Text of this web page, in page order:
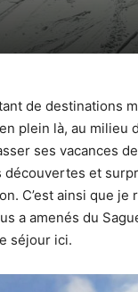
de destinations
plein là, au
ses vacances
découvertes et
C’est ainsi que
a amenés du
séjour ici.